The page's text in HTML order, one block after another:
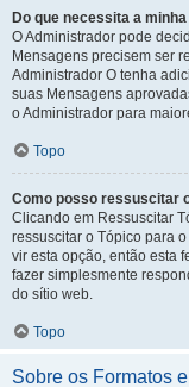
Do que necessita a
O Administrador pode
Mensagens precisem ser
Administrador O tenha
suas Mensagens
o Administrador para
Topo
Como posso ressuscitar
Clicando em Ressuscitar
ressuscitar o Tópico para
vir esta opção, então esta
fazer simplesmente
do sítio web.
Topo
Sobre os Formatos